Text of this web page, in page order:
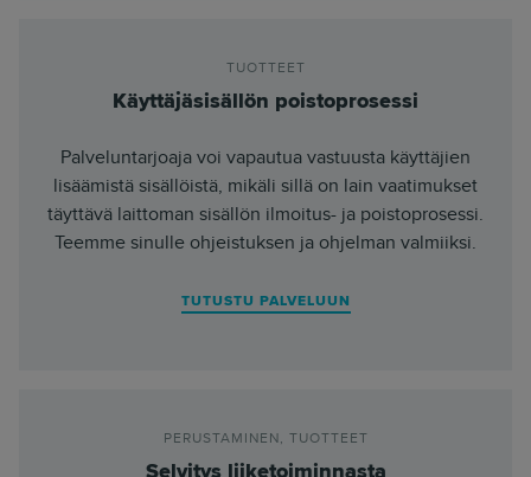
TUOTTEET
Käyttäjäsisällön poistoprosessi
Palveluntarjoaja voi vapautua vastuusta käyttäjien
lisäämistä sisällöistä, mikäli sillä on lain vaatimukset
täyttävä laittoman sisällön ilmoitus- ja poistoprosessi.
Teemme sinulle ohjeistuksen ja ohjelman valmiiksi.
TUTUSTU PALVELUUN
PERUSTAMINEN, TUOTTEET